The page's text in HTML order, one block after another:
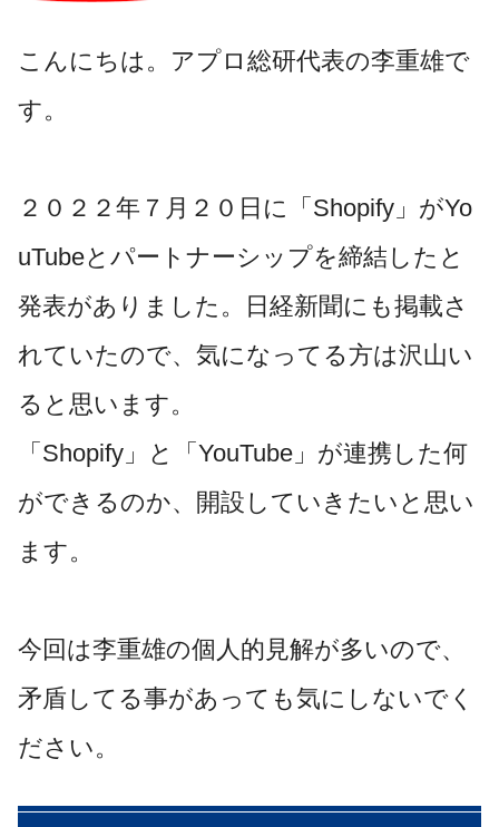
こんにちは。アプロ総研代表の李重雄で
す。
２０２２年７月２０日に「Shopify」がYo
uTubeとパートナーシップを締結したと
発表がありました。日経新聞にも掲載さ
れていたので、気になってる方は沢山い
ると思います。
「Shopify」と「YouTube」が連携した何
ができるのか、開設していきたいと思い
ます。
今回は李重雄の個人的見解が多いので、
矛盾してる事があっても気にしないでく
ださい。